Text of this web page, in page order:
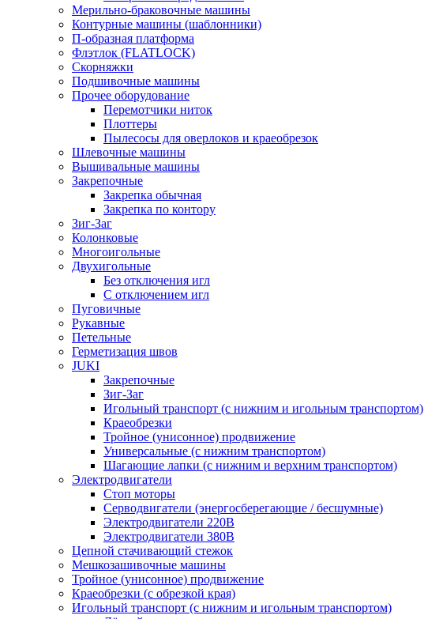
Мерильно-браковочные машины
Контурные машины (шаблонники)
П-образная платформа
Флэтлок (FLATLOCK)
Скорняжки
Подшивочные машины
Прочее оборудование
Перемотчики ниток
Плоттеры
Пылесосы для оверлоков и краеобрезок
Шлевочные машины
Вышивальные машины
Закрепочные
Закрепка обычная
Закрепка по контору
Зиг-Заг
Колонковые
Многоигольные
Двухигольные
Без отключения игл
С отключением игл
Пуговичные
Рукавные
Петельные
Герметизация швов
JUKI
Закрепочные
Зиг-Заг
Игольный транспорт (с нижним и игольным транспортом)
Краеобрезки
Тройное (унисонное) продвижение
Универсальные (с нижним транспортом)
Шагающие лапки (с нижним и верхним транспортом)
Электродвигатели
Стоп моторы
Серводвигатели (энергосберегающие / бесшумные)
Электродвигатели 220В
Электродвигатели 380В
Цепной стачивающий стежок
Мешкозашивочные машины
Тройное (унисонное) продвижение
Краеобрезки (с обрезкой края)
Игольный транспорт (с нижним и игольным транспортом)